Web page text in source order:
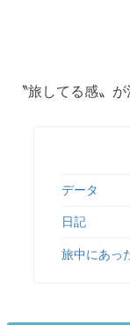
〝旅してる感〟
データ
日記
旅中にあっ